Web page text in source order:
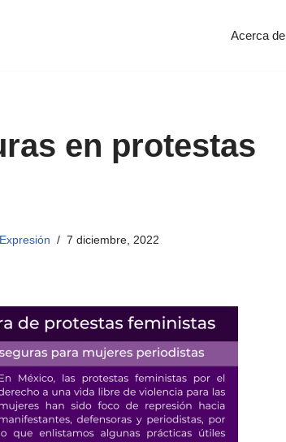
Acerca de
en protestas
7 diciembre, 2022